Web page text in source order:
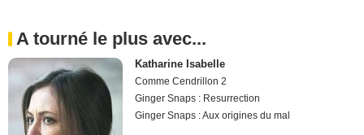
A tourné le plus avec...
Katharine Isabelle
Comme Cendrillon 2
Ginger Snaps : Resurrection
Ginger Snaps : Aux origines du mal